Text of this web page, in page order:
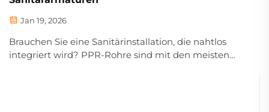
Jan 19, 2026
Brauchen Sie eine Sanitärinstallation, die nahtlos
integriert wird? PPR-Rohre sind mit den meisten